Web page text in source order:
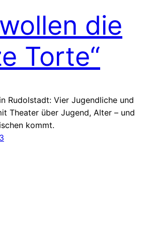
die
Torte“
Rudolstadt: Vier Jugendliche und
Theater über Jugend, Alter – und
kommt.